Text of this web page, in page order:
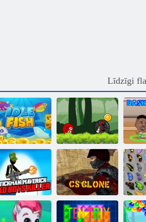
Līdzīgi
Dīkstāves zivis
Bumbu varonis
piedzīvojums:
sarkans lielība
bumbu
Stickman